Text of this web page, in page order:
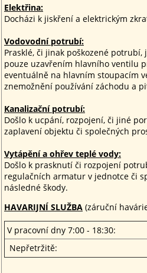
Elektřina:
Docházi k jiskření a elektrickým
Vodovodní potrubí:
Prasklé, či jinak poškozené
pouze uzavřením hlavního ventilu
eventuálně na hlavním stoupacím
znemožnění používání záchodu a
Kanalizační potrubí:
Došlo k ucpání, rozpojení, či jiné
zaplavení objektu či společných
Vytápění a ohřev teplé vody:
Došlo k prasknutí či rozpojení
regulačních armatur v jednotce či
následné škody.
HAVARIJNÍ SLUŽBA (záruční
V pracovní dny 7:00 - 18:30:
Nepřetržitě: